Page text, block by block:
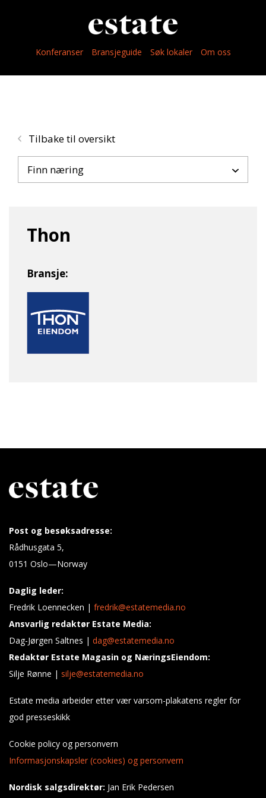
Konferanser Bransjeguide Søk lokaler Om oss
Tilbake til oversikt
Finn næring
Thon
Bransje:
Post og besøksadresse:
Rådhusgata 5,
0151 Oslo—Norway
Daglig leder:
Fredrik Loennecken | fredrik@estatemedia.no
Ansvarlig redaktør Estate Media:
Dag-Jørgen Saltnes | dag@estatemedia.no
Redaktør Estate Magasin og NæringsEiendom:
Silje Rønne | silje@estatemedia.no
Estate media arbeider etter vær varsom-plakatens regler for
god presseskikk
Cookie policy og personvern
Informasjonskapsler (cookies) og personvern
Nordisk salgsdirektør: Jan Erik Pedersen